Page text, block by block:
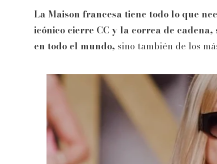
La Maison francesa tiene todo lo que
icónico cierre CC y la correa de cadena,
en todo el mundo, sino también de los